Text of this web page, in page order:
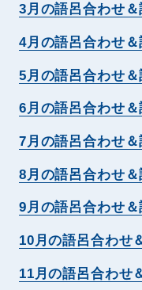
3月の語呂合わせ
4月の語呂合わせ
5月の語呂合わせ
6月の語呂合わせ
7月の語呂合わせ
8月の語呂合わせ
9月の語呂合わせ
10月の語呂合わせ
11月の語呂合わせ